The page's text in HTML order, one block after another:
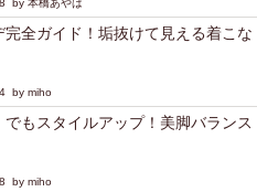
by 本橋あやは
全ガイド！垢抜けて見える着こな
by miho
でもスタイルアップ！美脚バランス
by miho